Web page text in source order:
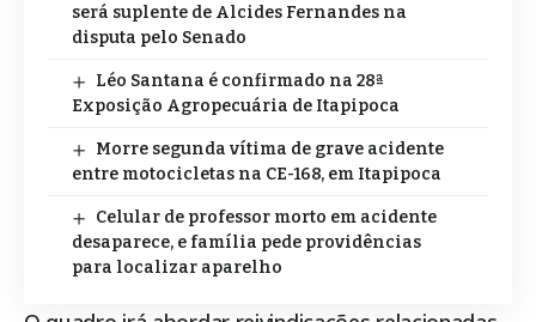
será suplente de Alcides Fernandes na
disputa pelo Senado
Léo Santana é confirmado na 28ª
Exposição Agropecuária de Itapipoca
Morre segunda vítima de grave acidente
entre motocicletas na CE-168, em Itapipoca
Celular de professor morto em acidente
desaparece, e família pede providências
para localizar aparelho